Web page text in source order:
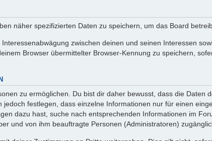
näher spezifizierten Daten zu speichern, um das Board
zwischen deinen und seinen Interessen
Browser übermittelter Browser-Kennung zu speichern,
zu ermöglichen. Du bist dir daher bewusst, dass die Daten
festlegen, dass einzelne Informationen nur für einen
dazu hast, suche nach entsprechenden Informationen im
und von ihm beauftragte Personen (Administratoren)